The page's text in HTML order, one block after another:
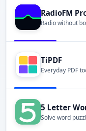
RadioFM
Radio without
TiPDF
Everyday PDF
5 Letter
Solve word